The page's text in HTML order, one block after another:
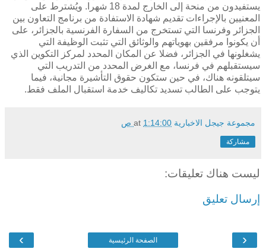
يستفيدون من منحة إلى الخارج لمدة شهرا . ويُشترط على
المعنيين بالإجراءات تقديم شهادة الاستفادة من برنامج التعاون بين
الجزائر وفرنسا التي تستخرج من السفارة الفرنسية بالجزائر، على
أن يكونوا مرفقين بهوياتهم والوثائق التي تثبت الوظيفة التي
يشغلونها في الجزائر، فضلا عن المكان المحدد لمركز التكوين الذي
سيستقبلهم في فرنسا، مع الغرض المحدد من التدريب التي
سيتلقونه هناك، في حين ستكون حقوق التأشيرة مجانية، فيما
يتوجب على الطالب تسديد تكاليف خدمة استقبال الملف فقط.
مجموعة جيجل الاخبارية at 1:14:00 ص
مشاركة
ليست هناك تعليقات:
إرسال تعليق
‹
› الصفحة الرئيسية